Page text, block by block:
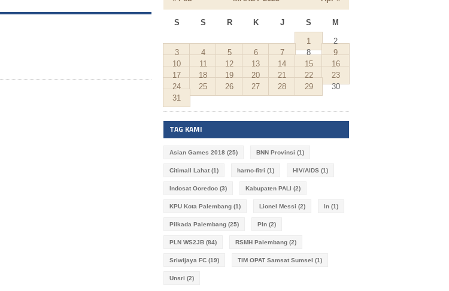
S S R K J S M
1
2
3
4 5 6 7 8
9
10
11 12 13 14 15
16
17
18 19 20 21 22
23
24
25 26 27 28 29
30
31
TAG KAMI
Asian Games 2018 (25) BNN Provinsi (1)
Citimall Lahat (1) harno-fitri (1) HIV/AIDS (1)
Indosat Ooredoo (3) Kabupaten PALI (2)
KPU Kota Palembang (1) Lionel Messi (2) ln (1)
Pilkada Palembang (25) Pln (2)
PLN WS2JB (84) RSMH Palembang (2)
Sriwijaya FC (19) TIM OPAT Samsat Sumsel (1)
Unsri (2)